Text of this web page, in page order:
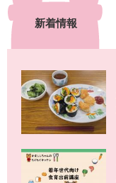
新着情報